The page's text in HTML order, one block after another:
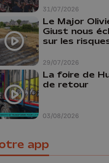
31/07/2026
29/07/2026
Le Major
Giust nous
sur les
Belgique : "Un
incendie
Gironde ne
pas avoir lieu
03/08/2026
La foire de
de retour
app